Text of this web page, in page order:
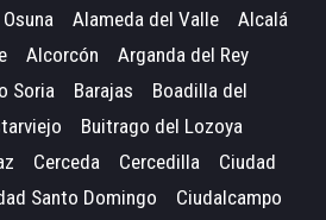
Alameda del Valle
Alcalá
Alcorcón
Arganda del Rey
Soria Barajas
Boadilla del
Buitrago del Lozoya
Cerceda Cercedilla
Ciudad
Santo Domingo
Ciudalcampo